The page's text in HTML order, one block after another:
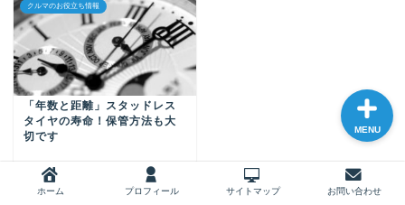
クルマのお役立ち情報
「年数と距離」スタッドレス
タイヤの寿命！保管方法も大
切です
ホーム プロフィール サイトマップ お問い合わせ
MENU